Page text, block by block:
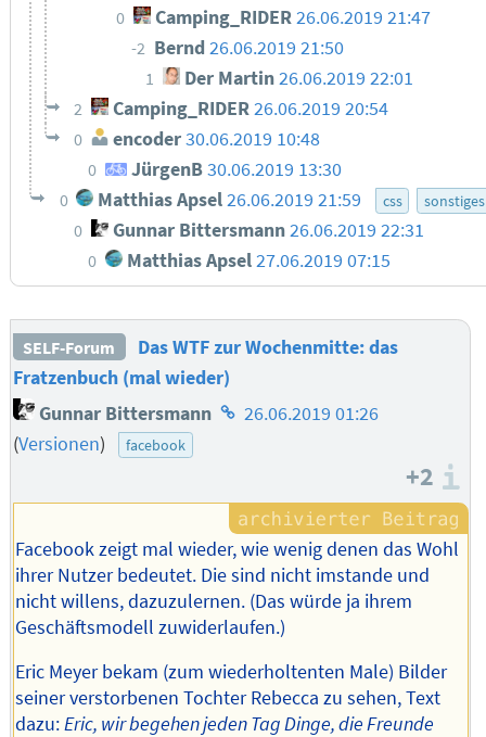
0 Camping_RIDER26.06.2019 21:47
-2 Bernd 26.06.2019 21:50
1 Der Martin 26.06.2019 22:01
2 Camping_RIDER 26.06.2019 20:54
0 encoder 30.06.2019 10:48
0 JürgenB30.06.2019 13:30
0 Matthias Apsel26.06.2019 21:59 css sonstiges
0 Gunnar Bittersmann 26.06.2019 22:31
0 Matthias Apsel27.06.2019 07:15
SELF-Forum
Das WTF zur Wochenmitte: das
Fratzenbuch (mal wieder)
Gunnar Bittersmann Homepage
26.06.2019 01:26
(Versionen) facebook
+2
Facebook zeigt mal wieder, wie wenig denen das Wohl
ihrer Nutzer bedeutet. Die sind nicht imstande und
nicht willens, dazuzulernen. (Das würde ja ihrem
Geschäftsmodell zuwiderlaufen.)
Eric Meyer bekam (zum wiederholtenten Male) Bilder
seiner verstorbenen Tochter Rebecca zu sehen, Text
dazu:Eric, wir begehen jeden Tag Dinge, die Freunde